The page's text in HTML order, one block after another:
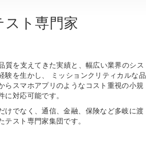
ト専門家
質を支えてきた実績と、幅広い業界のシス
験を生かし、 ミッションクリティカルな品
らスマホアプリのようなコスト重視の小規
に対応可能です。
けでなく、通信、金融、保険など多岐に渡
テスト専門家集団です。